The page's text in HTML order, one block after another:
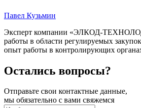
Павел Кузьмин
Эксперт компании «ЭЛКОД-
работы в области регулируемых
опыт работы в контролирующих
Остались вопросы?
Отправьте свои контактные данные,
мы обязательно с вами свяжемся